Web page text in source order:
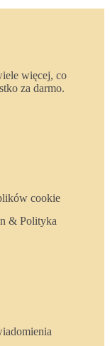
więcej, co
za darmo.
cookie
& Polityka